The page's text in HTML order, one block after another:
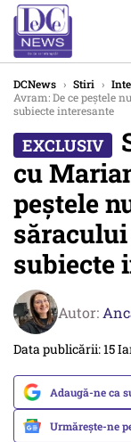
DCNews › Stiri ›
Avram: De ce peștele
subiecte interesante
cu
peștele
subiecte
Autor:
Data publicării: 15
Adaugă-ne ca
Urmărește-ne